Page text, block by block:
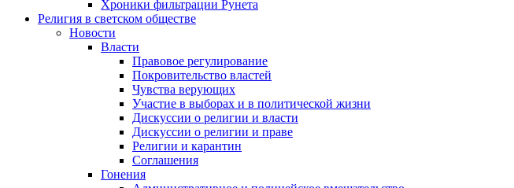
Хроники фильтрации Рунета
Религия в светском обществе
Новости
Власти
Правовое регулирование
Покровительство властей
Чувства верующих
Участие в выборах и в политической жизни
Дискуссии о религии и власти
Дискуссии о религии и праве
Религии и карантин
Соглашения
Гонения